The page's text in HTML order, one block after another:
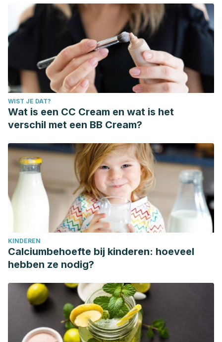
WIST JE DAT?
Wat is een CC Cream en wat is het
verschil met een BB Cream?
KINDEREN
Calciumbehoefte bij kinderen: hoeveel
hebben ze nodig?